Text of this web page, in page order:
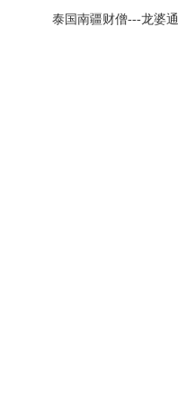
泰国南疆财僧---龙婆通